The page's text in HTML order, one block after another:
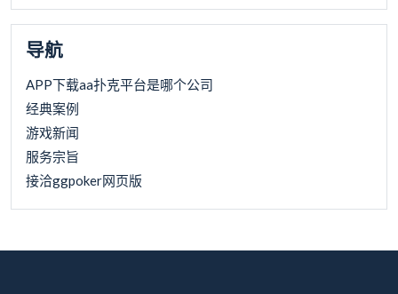
导航
APP下载aa扑克平台是哪个公司
经典案例
游戏新闻
服务宗旨
接洽ggpoker网页版